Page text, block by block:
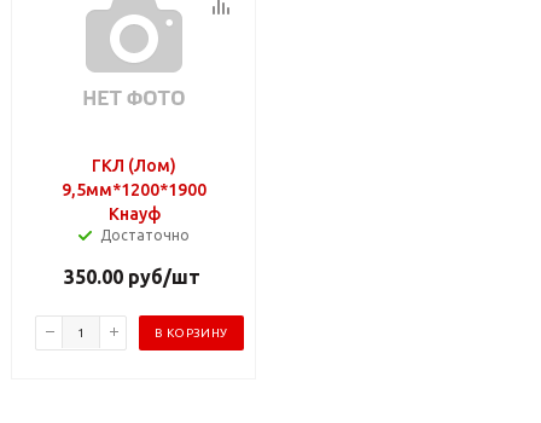
ГКЛ (Лом)
9,5мм*1200*1900
Кнауф
Достаточно
350.00руб/шт
В КОРЗИНУ